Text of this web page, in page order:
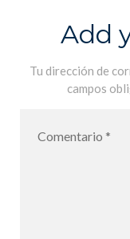
Add
Tu dirección de
campos